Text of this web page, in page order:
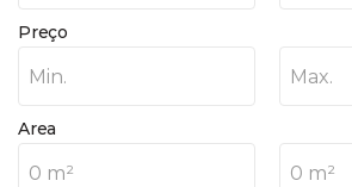
Preço
Min. Max.
Area
0 m² 0 m²